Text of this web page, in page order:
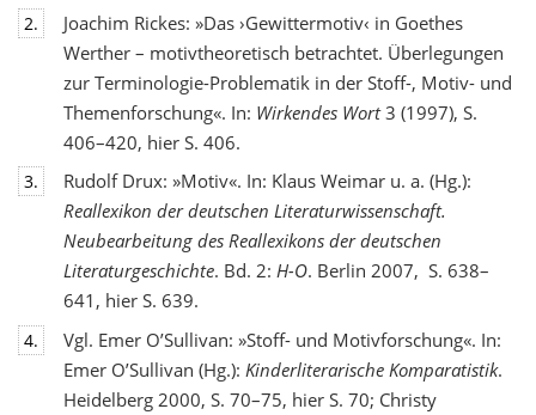
2.
Joachim Rickes: »Das ›Gewittermotiv‹ in Goethes
Werther – motivtheoretisch betrachtet. Überlegungen
zur Terminologie-Problematik in der Stoff-, Motiv- und
Themenforschung«. In: Wirkendes Wort3 (1997), S.
406–420, hier S. 406.
3.
Rudolf Drux: »Motiv«. In: Klaus Weimar u. a. (Hg.):
Reallexikon der deutschen Literaturwissenschaft.
Neubearbeitung des Reallexikons der deutschen
Literaturgeschichte. Bd. 2: H-O. Berlin 2007, S. 638–
641, hier S. 639.
4.
Vgl. Emer O’Sullivan: »Stoff- und Motivforschung«. In:
Emer O’Sullivan (Hg.): Kinderliterarische Komparatistik.
Heidelberg 2000, S. 70–75, hier S. 70; Christy